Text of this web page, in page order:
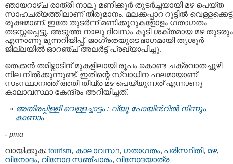
ഞായറാഴ്ച രാത്രി നാലു മണിക്കൂര്‍ തുടര്‍ച്ചയായി മഴ പെയ്ത
സാഹചര്യത്തിലാണ് തീരുമാനം. മലക്കപ്പാറ റൂട്ടില്‍ വെള്ളക്കെട്ട്
രൂക്ഷമാണ്. ഇതേ തുടര്‍ന്ന് മണിക്കൂറുകളോളം ഗതാഗതം
തടസ്സപ്പെട്ടു. അടുത്ത നാലു ദിവസം കൂടി ശക്തമായ മഴ തുടരും
എന്നാണു മുന്നറിയിപ്പ്. ജാഗ്രതയുടെ ഭാഗമായി തൃശൂര്‍
ജില്ലയില്‍ ഓറഞ്ച് അലര്‍ട്ട് പ്രഖ്യാപിച്ചു.
തെക്കൻ തമിഴ്നാടിന് മുകളിലായി രൂപം കൊണ്ട ചക്രവാതച്ചുഴി
നില നിൽക്കുന്നുണ്ട്. ഇതിന്റെ സ്വാധീന ഫലമായാണ്
സംസ്ഥാനത്ത് അതി തീവ്ര മഴ പെയ്യുന്നത് എന്നാണു
കാലാവസ്ഥാ കേന്ദ്രം അറിയിച്ചത്.
അതിരപ്പിള്ളി വെള്ളച്ചാട്ടം : വ്യൂ പോയിന്‍റില്‍ നിന്നും
കാണാം
- pma
വായിക്കുക: tourism, കാലാവസ്ഥ, ഗതാഗതം, പരിസ്ഥിതി, മഴ,
വിനോദം, വിനോദ സഞ്ചാരം, വിനോദയാത്ര